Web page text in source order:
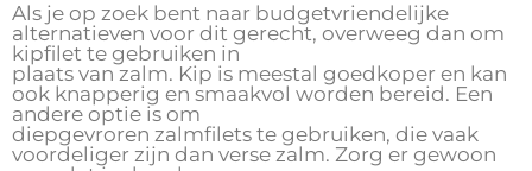
Als je op zoek bent naar budgetvriendelijke
alternatieven voor dit gerecht, overweeg dan om
kipfilet te gebruiken in
plaats van zalm. Kip is meestal goedkoper en kan
ook knapperig en smaakvol worden bereid. Een
andere optie is om
diepgevroren zalmfilets te gebruiken, die vaak
voordeliger zijn dan verse zalm. Zorg er gewoon